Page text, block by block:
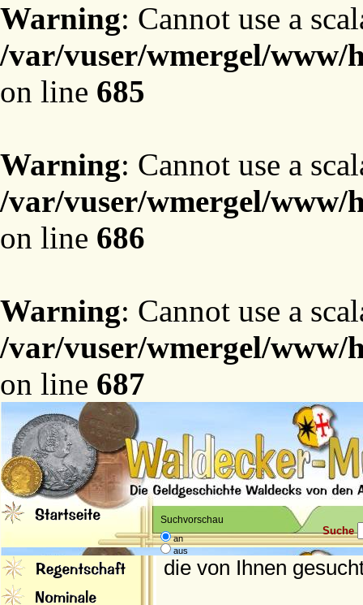
Warning: Cannot use a
/var/vuser/wmergel/
on line 685
Warning: Cannot use a
/var/vuser/wmergel/
on line 686
Warning: Cannot use a
/var/vuser/wmergel/
on line 687
Suchvorschau
an
aus
Suche
die von Ihnen